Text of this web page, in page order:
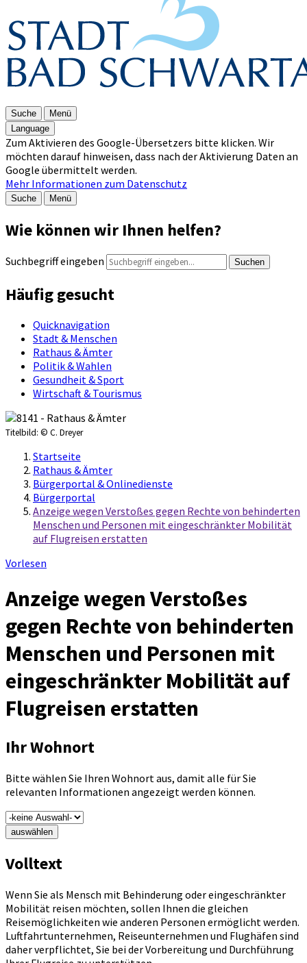
Suche
Menü
Language
Zum Aktivieren des Google-Übersetzers bitte klicken. Wir
möchten darauf hinweisen, dass nach der Aktivierung Daten an
Google übermittelt werden.
Mehr Informationen zum Datenschutz
Suche Menü
Wie können wir Ihnen helfen?
Suchbegriff eingeben Suchen
Häufig gesucht
Quicknavigation
Stadt & Menschen
Rathaus & Ämter
Politik & Wahlen
Gesundheit & Sport
Wirtschaft & Tourismus
Titelbild: © C. Dreyer
Startseite
Rathaus & Ämter
Bürgerportal & Onlinedienste
Bürgerportal
Anzeige wegen Verstoßes gegen Rechte von behinderten
Menschen und Personen mit eingeschränkter Mobilität
auf Flugreisen erstatten
Vorlesen
Anzeige wegen Verstoßes
gegen Rechte von behinderten
Menschen und Personen mit
eingeschränkter Mobilität auf
Flugreisen erstatten
Ihr Wohnort
Bitte wählen Sie Ihren Wohnort aus, damit alle für Sie
relevanten Informationen angezeigt werden können.
auswählen
Volltext
Wenn Sie als Mensch mit Behinderung oder eingeschränkter
Mobilität reisen möchten, sollen Ihnen die gleichen
Reisemöglichkeiten wie anderen Personen ermöglicht werden.
Luftfahrtunternehmen, Reiseunternehmen und Flughäfen sind
daher verpflichtet, Sie bei der Vorbereitung und Durchführung